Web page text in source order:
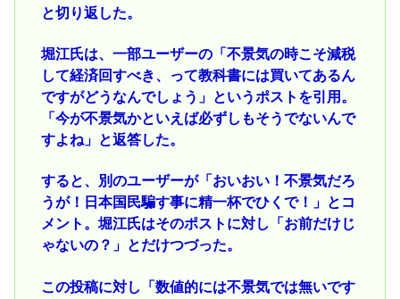
と切り返した。
堀江氏は、一部ユーザーの「不景気の時こそ減税
して経済回すべき、って教科書には買いてあるん
ですがどうなんでしょう」というポストを引用。
「今が不景気かといえば必ずしもそうでないんで
すよね」と返答した。
すると、別のユーザーが「おいおい！不景気だろ
うが！日本国民騙す事に精一杯でひくで！」とコ
メント。堀江氏はそのポストに対し「お前だけじ
ゃないの？」とだけつづった。
この投稿に対し「数値的には不景気では無いです